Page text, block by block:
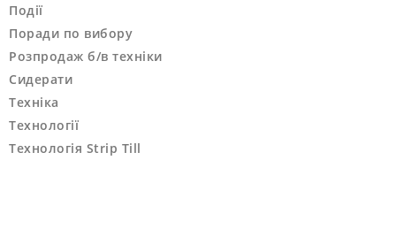
Події
Поради по вибору
Розпродаж б/в техніки
Сидерати
Техніка
Технології
Технологія Strip Till